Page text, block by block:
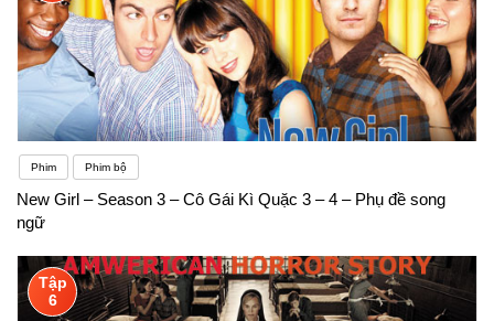
Phim Phim bộ
New Girl – Season 3 – Cô Gái Kì Quặc 3 – 4 – Phụ đề song
ngữ
Tập
6